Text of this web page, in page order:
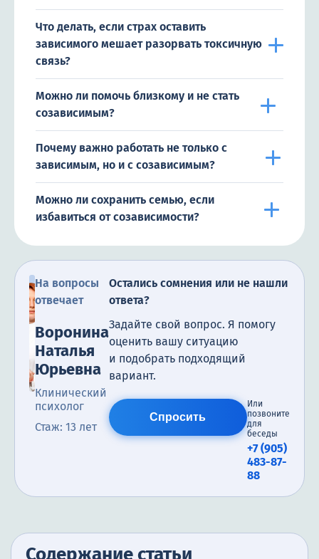
Что делать, если страх оставить
зависимого мешает разорвать токсичную
связь?
Можно ли помочь близкому и не стать
созависимым?
Почему важно работать не только с
зависимым, но и с созависимым?
Можно ли сохранить семью, если
избавиться от созависимости?
На вопросы
отвечает
Воронина
Наталья
Юрьевна
Клинический
психолог
Стаж: 13 лет
Остались сомнения или не нашли
ответа?
Задайте свой вопрос. Я помогу
оценить вашу ситуацию
и подобрать подходящий
вариант.
Спросить
Или
позвоните
для
беседы
+7 (905)
483-87-
88